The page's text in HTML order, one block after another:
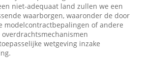
niet-adequaat land zullen we een
waarborgen, waaronder de door
modelcontractbepalingen of andere
wetgeving inzake